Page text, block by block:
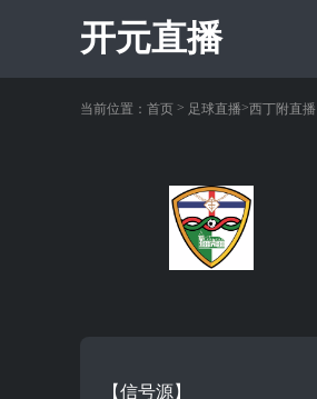
开元直播
当前位置： 首页 > 足球直播>西丁附直播
【信号源】